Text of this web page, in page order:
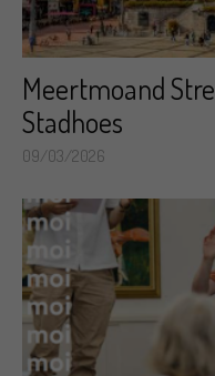
Meertmoand
Stadhoes
09/03/2026